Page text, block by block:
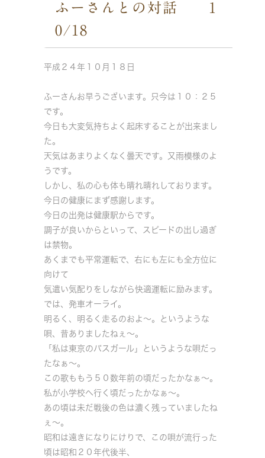
ふーさんとの対話 1
0/18
平成２４年１０月１８日
ふーさんお早うございます。只今は１０：２５
です。
今日も大変気持ちよく起床することが出来まし
た。
天気はあまりよくなく曇天です。又雨模様のよ
うです。
しかし、私の心も体も晴れ晴れしております。
今日の健康にまず感謝します。
今日の出発は健康駅からです。
調子が良いからといって、スピードの出し過ぎ
は禁物。
あくまでも平常運転で、右にも左にも全方位に
向けて
気遣い気配りをしながら快適運転に励みます。
では、発車オーライ。
明るく、明るく走るのおよ～。というような
唄、昔ありましたねぇ～。
「私は東京のバスガール」というような唄だっ
たなぁ～。
この歌ももう５０数年前の頃だったかなぁ～。
私が小学校へ行く頃だったかなぁ～。
あの頃は未だ戦後の色は濃く残っていましたね
ぇ～。
昭和は遠きになりにけりで、この唄が流行った
頃は昭和２０年代後半、